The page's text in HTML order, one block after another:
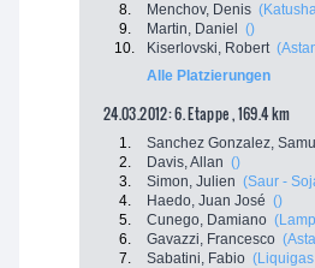
8.
Menchov, Denis
9.
Martin, Daniel ()
10.
Kiserlovski, Robert
Alle Platzierungen
24.03.2012: 6. Etappe , 169.4 km
1. Sanchez Gonzalez,
2.
Davis, Allan ()
3.
Simon, Julien (Saur -
4.
Haedo, Juan José ()
5.
Cunego, Damiano
6.
Gavazzi, Francesco
7.
Sabatini, Fabio